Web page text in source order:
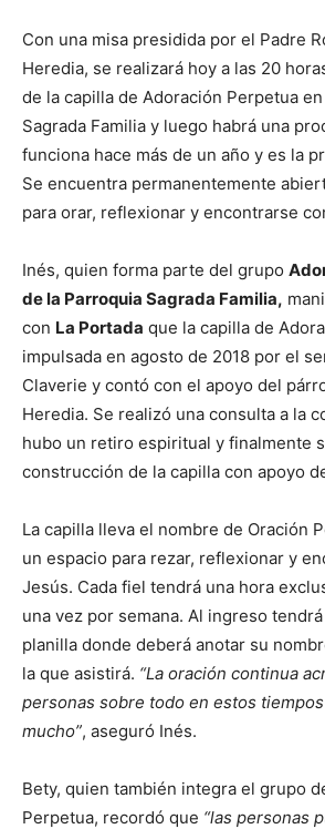
Con una misa presidida por el Padre
Heredia, se realizará hoy a las 20
de la capilla de Adoración Perpetua
Sagrada Familia y luego habrá una
funciona hace más de un año y es la
Se encuentra permanentemente
para orar, reflexionar y encontrarse
Inés, quien forma parte del grupo
de la Parroquia Sagrada Familia,
con La Portada que la capilla de
impulsada en agosto de 2018 por el
Claverie y contó con el apoyo del
Heredia. Se realizó una consulta a la
hubo un retiro espiritual y finalmente
construcción de la capilla con apoyo
La capilla lleva el nombre de Oración
un espacio para rezar, reflexionar y
Jesús. Cada fiel tendrá una hora
una vez por semana. Al ingreso
planilla donde deberá anotar su
la que asistirá. “La oración continua
personas sobre todo en estos
mucho”, aseguró Inés.
Bety, quien también integra el grupo
Perpetua, recordó que “las personas